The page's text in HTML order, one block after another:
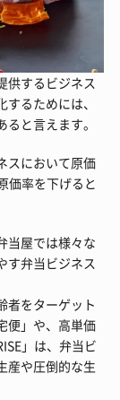
供するビジネス
るためには、
と言えます。
スにおいて原価
価率を下げると
当屋では様々な
す弁当ビジネス
者をターゲット
便」や、高単価
」は、弁当ビ
産や圧倒的な生